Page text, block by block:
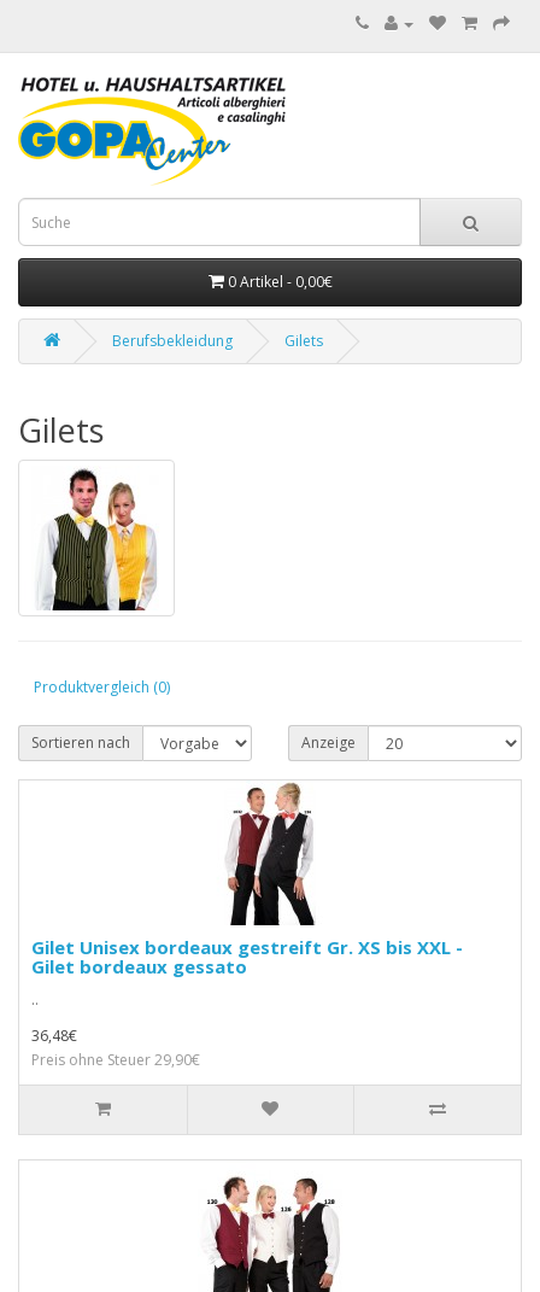
0 Artikel - 0,00€
Berufsbekleidung Gilets
Gilets
Produktvergleich (0)
Sortieren nach Anzeige
Gilet Unisex bordeaux gestreift Gr. XS bis XXL -
Gilet bordeaux gessato
..
36,48€
Preis ohne Steuer 29,90€